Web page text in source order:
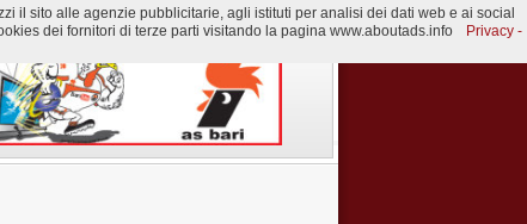
il sito alle agenzie pubblicitarie, agli istituti per analisi dei dati web e ai social
dei fornitori di terze parti visitando la pagina www.aboutads.info
Privacy -